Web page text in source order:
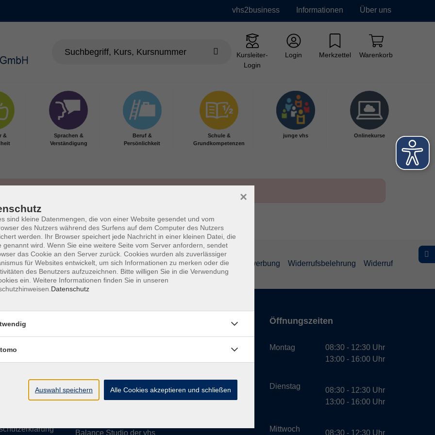
vhs2business Informationen Über uns
Kursleiter-
Login
Login Merkzettel Warenkorb
&
Sprachen &
Verständigung
Beruf &
Persönlichkeit
Schule &
Grundkompetenzen
junge vhs Onlinekurse
Barrierefreiheit AGB Datenschutzerklärung Datenschutz Bewerbung Widerrufsbelehrung Widerruf
Tel. 0961 48178-0
Fax 0961 48178-55
Balance Studio der vhs
Öffnungszeiten
Montag
Dienstag
Mittwoch
08:30 - 12:30 Uhr
13:00 - 16:00 Uhr
08:30 - 12:30 Uhr
13:00 - 16:00 Uhr
08:30 - 12:30 Uhr
sind kleine Datenmengen, die von einer Website gesendet und vom
des Nutzers während des Surfens auf dem Computer des Nutzers
werden. Ihr Browser speichert jede Nachricht in einer kleinen Datei, die
genannt wird. Wenn Sie eine weitere Seite vom Server anfordern, sendet
das Cookie an den Server zurück. Cookies wurden als zuverlässiger
für Websites entwickelt, um sich Informationen zu merken oder die
des Benutzers aufzuzeichnen. Bitte willigen Sie in die Verwendung
ein. Weitere Informationen finden Sie in unseren
Datenschutz
×
Auswahl speichern Alle Cookies akzeptieren und schließen